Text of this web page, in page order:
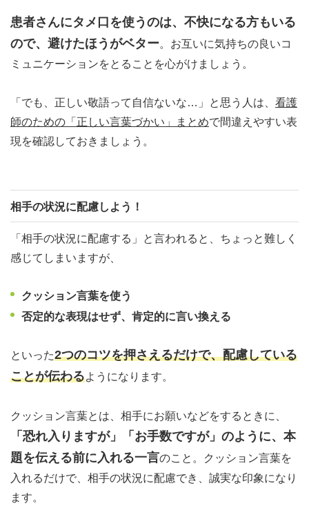
患者さんにタメ口を使うのは、不快になる方もいる
ので、避けたほうがベター。お互いに気持ちの良いコ
ミュニケーションをとることを心がけましょう。
「でも、正しい敬語って自信ないな…」と思う人は、 看護
師のための「正しい言葉づかい」まとめで間違えやすい表
現を確認しておきましょう。
相手の状況に配慮しよう！
「相手の状況に配慮する」と言われると、ちょっと難しく
感じてしまいますが、
クッション言葉を使う
否定的な表現はせず、肯定的に言い換える
といった2つのコツを押さえるだけで、配慮している
ことが伝わるようになります。
クッション言葉とは、相手にお願いなどをするときに、
「恐れ入りますが」「お手数ですが」のように、本
題を伝える前に入れる一言のこと。クッション言葉を
入れるだけで、相手の状況に配慮でき、誠実な印象になり
ます。